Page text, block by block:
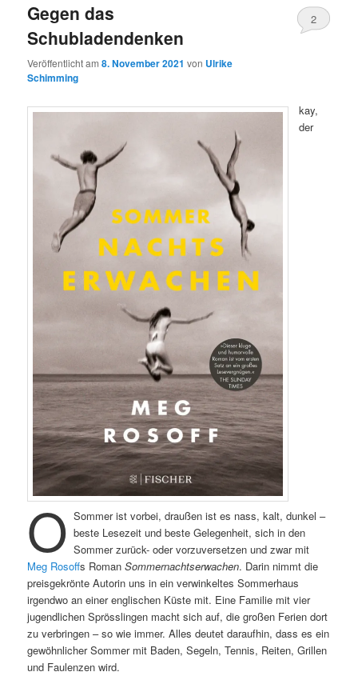
Gegen das
Schubladendenken
Veröffentlicht am8. November 2021 von Ulrike
Schimming
2
O
kay,
der
Sommer ist vorbei, draußen ist es nass, kalt, dunkel –
beste Lesezeit und beste Gelegenheit, sich in den
Sommer zurück- oder vorzuversetzen und zwar mit
Meg Rosoffs RomanSommernachtserwachen. Darin nimmt die
preisgekrönte Autorin uns in ein verwinkeltes Sommerhaus
irgendwo an einer englischen Küste mit. Eine Familie mit vier
jugendlichen Sprösslingen macht sich auf, die großen Ferien dort
zu verbringen – so wie immer. Alles deutet daraufhin, dass es ein
gewöhnlicher Sommer mit Baden, Segeln, Tennis, Reiten, Grillen
und Faulenzen wird.